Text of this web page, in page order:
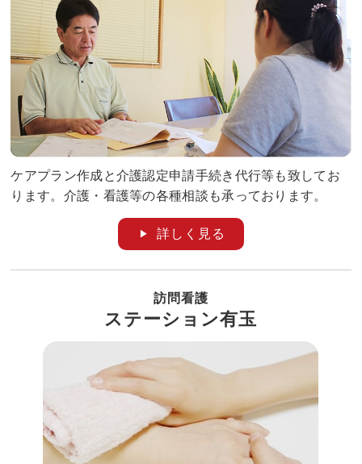
ケアプラン作成と介護認定申請手続き代行等も致してお
ります。介護・看護等の各種相談も承っております。
詳しく見る
訪問看護
ステーション有玉